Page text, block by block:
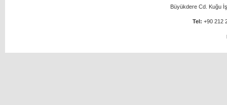
Büyükdere Cd. Kuğu
Tel: +90 212